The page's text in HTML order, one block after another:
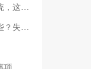
败原因
原因！
证件